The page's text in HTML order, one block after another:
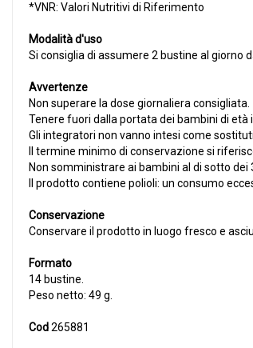
*VNR: Valori Nutritivi di Riferimento
Modalità d'uso
Si consiglia di assumere 2 bustine al giorno
Avvertenze
Non superare la dose giornaliera consigliata.
Tenere fuori dalla portata dei bambini di età
Gli integratori non vanno intesi come
Il termine minimo di conservazione si
Non somministrare ai bambini al di sotto dei
Il prodotto contiene polioli: un consumo
Conservazione
Conservare il prodotto in luogo fresco e
Formato
14 bustine.
Peso netto: 49 g.
Cod265881